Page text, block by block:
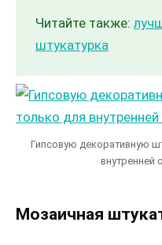
Читайте также:
штукатурка
Гипсовую декоративную
внутренней
Мозаичная